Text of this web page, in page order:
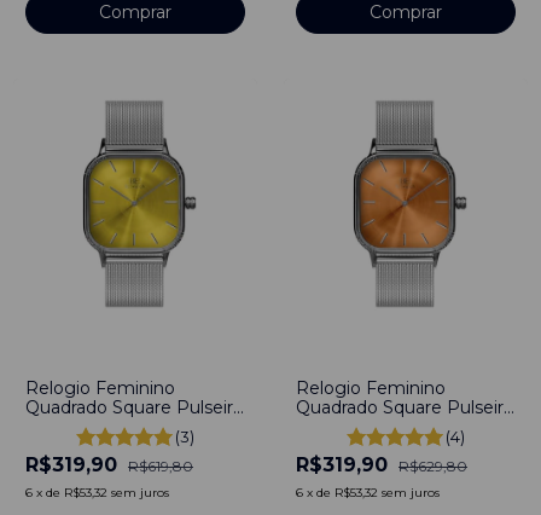
Comprar Comprar
Relogio Feminino
Quadrado Square Pulseira
Prata Bays Amarelo Silver
Aço Inoxidável banhado a
titânio 40mm
(3)
R$319,90 R$619,80
6 x de R$53,32 sem juros
Relogio Feminino
Quadrado Square Pulseira
Prata Bays Laranja Silver
Aço Inoxidável banhado a
titânio 40mm
(4)
R$319,90 R$629,80
6 x de R$53,32 sem juros